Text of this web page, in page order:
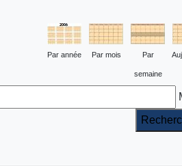
Par année Par mois Par
semaine